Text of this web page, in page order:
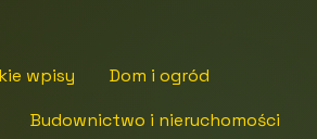
wpisy
Dom i ogród
Budownictwo i nieruchomości